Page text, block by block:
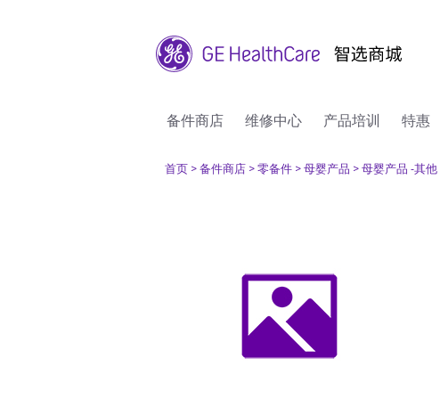
备件商店 维修中心 产品培训 特惠
首页 > 备件商店 > 零备件 > 母婴产品 > 母婴产品 -其他